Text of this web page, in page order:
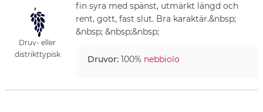
Druv- eller
distrikttypisk
fin syra med spänst, utmärkt längd och
rent, gott, fast slut. Bra karaktär.&nbsp;
&nbsp; &nbsp;&nbsp;
Druvor:100% nebbiolo